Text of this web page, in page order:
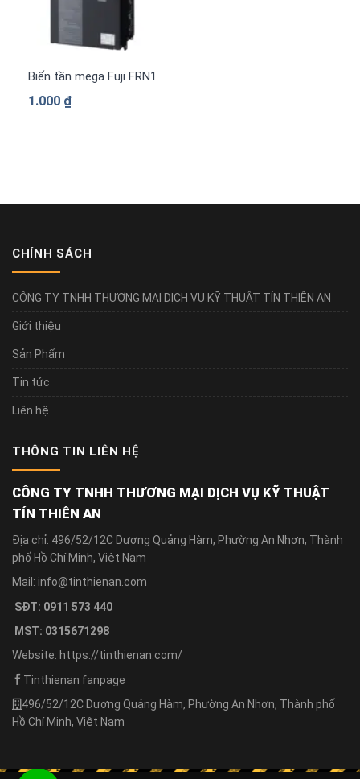
Biến tần mega Fuji FRN1480G2S-4G 3 pha 380 V
1.000 ₫
CHÍNH SÁCH
CÔNG TY TNHH THƯƠNG MẠI DỊCH VỤ KỸ THUẬT TÍN THIÊN AN
Giới thiệu
Sản Phẩm
Tin tức
Liên hệ
THÔNG TIN LIÊN HỆ
CÔNG TY TNHH THƯƠNG MẠI DỊCH VỤ KỸ THUẬT
TÍN THIÊN AN
Địa chỉ: 496/52/12C Dương Quảng Hàm, Phường An Nhơn, Thành
phố Hồ Chí Minh, Việt Nam
Mail: info@tinthienan.com
SĐT: 0911 573 440
MST: 0315671298
Website: https://tinthienan.com/
Tinthienan fanpage
496/52/12C Dương Quảng Hàm, Phường An Nhơn, Thành phố
Hồ Chí Minh, Việt Nam